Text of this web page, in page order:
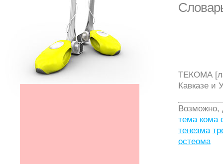
ТЕКОМА
Кавказе и
Возможно,
тема кома
тенезма
остеома